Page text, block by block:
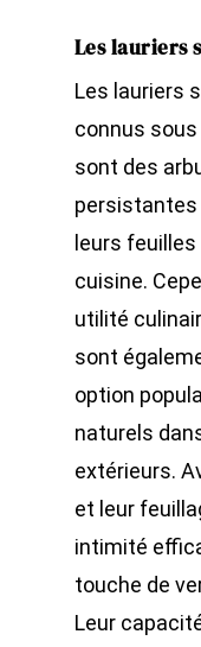
Les lauriers
Les lauriers
connus sous
sont des
persistantes
leurs
cuisine.
utilité
sont
option
naturels
extérieurs.
et leur
intimité
touche de
Leur